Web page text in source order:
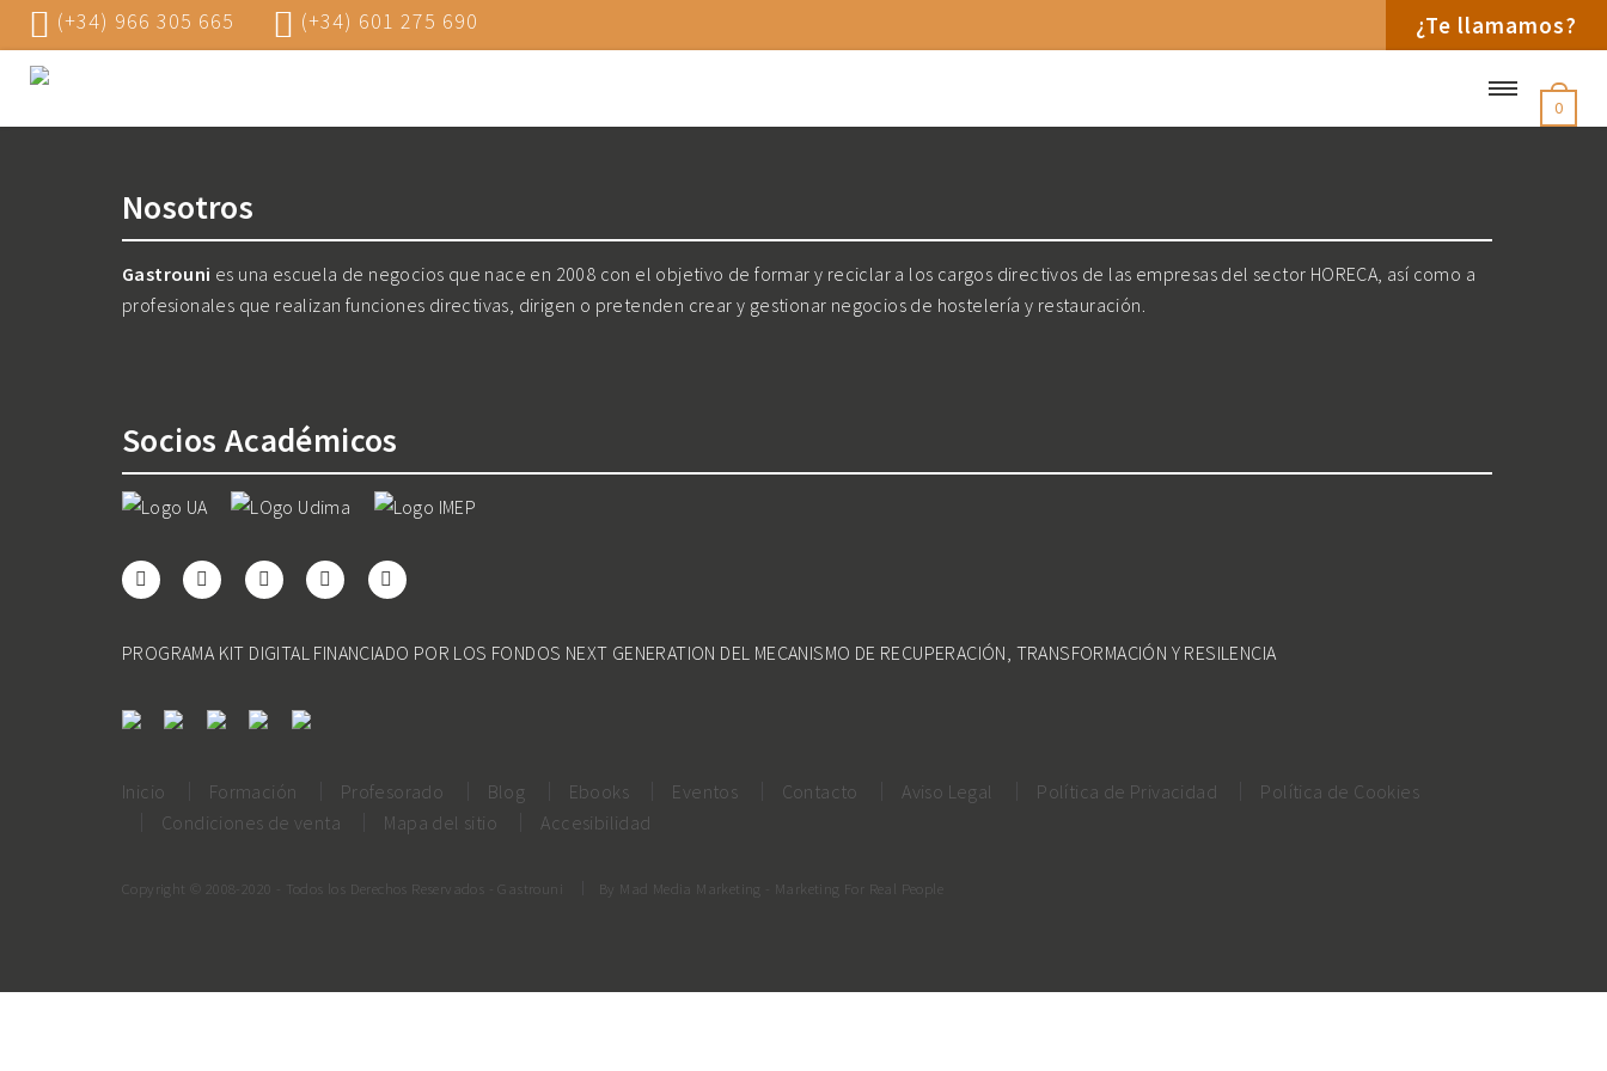
(+34) 966 305 665 (+34) 601 275 690 ¿Te llamamos?
0
Nosotros
Gastrouni es una escuela de negocios que nace en 2008 con el objetivo de formar y reciclar a los cargos directivos de las empresas del sector HORECA, así como a
profesionales que realizan funciones directivas, dirigen o pretenden crear y gestionar negocios de hostelería y restauración.
Socios Académicos
PROGRAMA KIT DIGITAL FINANCIADO POR LOS FONDOS NEXT GENERATION DEL MECANISMO DE RECUPERACIÓN, TRANSFORMACIÓN Y RESILENCIA
Inicio Formación Profesorado Blog Ebooks Eventos Contacto Aviso Legal Política de Privacidad
Política de Cookies
Condiciones de venta
Mapa del sitio Accesibilidad
Copyright © 2008-2020 - Todos los Derechos Reservados - Gastrouni By Mad Media Marketing - Marketing For Real People